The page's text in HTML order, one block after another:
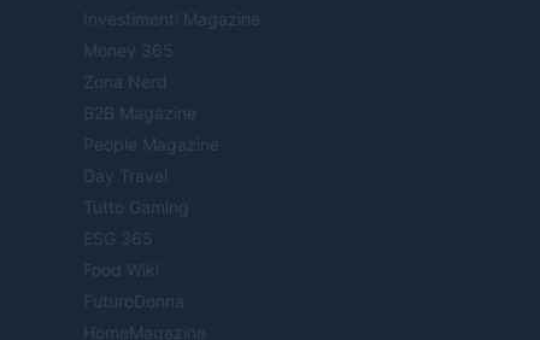
Investimenti Magazine
Money 365
Zona Nerd
B2B Magazine
People Magazine
Day Travel
Tutto Gaming
ESG 365
Food Wiki
FuturoDonna
HomeMagazine